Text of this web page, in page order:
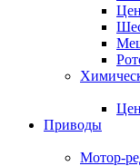
Приводы
Мотор-